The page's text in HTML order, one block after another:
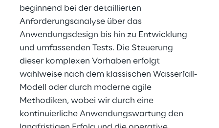
beginnend bei der detaillierten
Anforderungsanalyse über das
Anwendungsdesign bis hin zu Entwicklung
und umfassenden Tests. Die Steuerung
dieser komplexen Vorhaben erfolgt
wahlweise nach dem klassischen Wasserfall-
Modell oder durch moderne agile
Methodiken, wobei wir durch eine
kontinuierliche Anwendungswartung den